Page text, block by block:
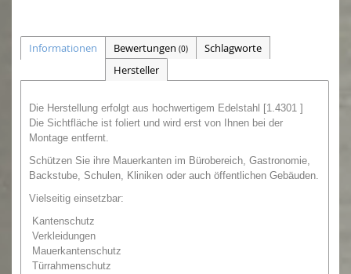
Informationen Bewertungen (0)
Schlagworte
Hersteller
Die Herstellung erfolgt aus hochwertigem Edelstahl [1.4301 ]
Die Sichtfläche ist foliert und wird erst von Ihnen bei der
Montage entfernt.
Schützen Sie ihre Mauerkanten im Bürobereich, Gastronomie,
Backstube, Schulen, Kliniken oder auch öffentlichen Gebäuden.
Vielseitig einsetzbar:
Kantenschutz
Verkleidungen
Mauerkantenschutz
Türrahmenschutz